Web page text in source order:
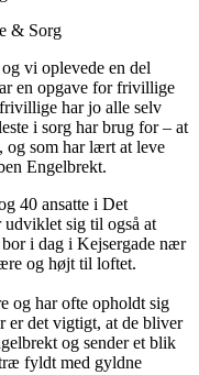
& Sorg
vi oplevede en del
en opgave for frivillige
har jo alle selv
i sorg har brug for – at
og som har lært at leve
Engelbrekt.
40 ansatte i Det
udviklet sig til også at
i dag i Kejsergade nær
og højt til loftet.
og har ofte opholdt sig
er det vigtigt, at de bliver
og sender et blik
fyldt med gyldne